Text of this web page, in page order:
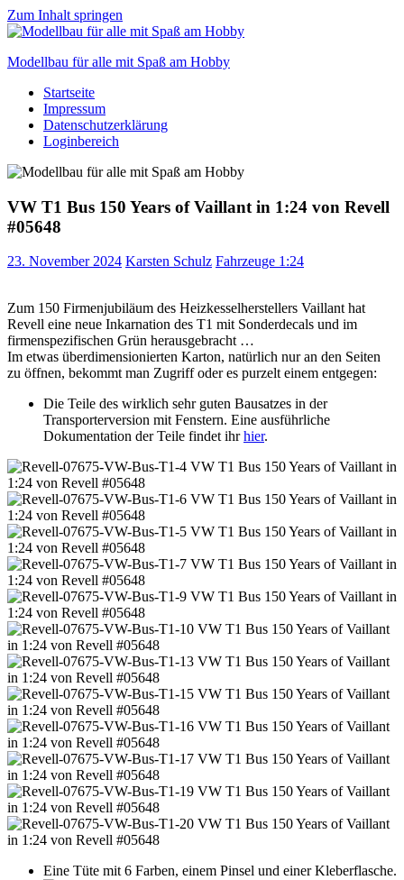
Zum Inhalt springen
Modellbau für alle mit Spaß am Hobby
Scale
modelling
to
Startseite
Impressum
Datenschutzerklärung
Loginbereich
VW T1 Bus 150 Years of Vaillant in 1:24 von Revell
#05648
23. November 2024 Karsten Schulz Fahrzeuge 1:24
Zum 150 Firmenjubiläum des Heizkesselherstellers Vaillant hat
Revell eine neue Inkarnation des T1 mit Sonderdecals und im
firmenspezifischen Grün herausgebracht …
Im etwas überdimensionierten Karton, natürlich nur an den Seiten
zu öffnen, bekommt man Zugriff oder es purzelt einem entgegen:
Die Teile des wirklich sehr guten Bausatzes in der
Transporterversion mit Fenstern. Eine ausführliche
Dokumentation der Teile findet ihrhier.
Eine Tüte mit 6 Farben, einem Pinsel und einer Kleberflasche.